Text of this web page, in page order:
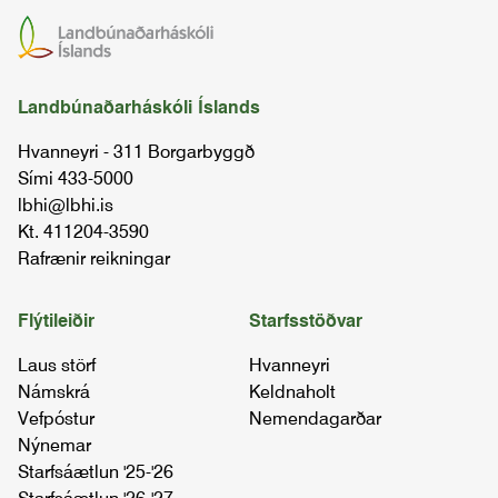
Landbúnaðarháskóli Íslands
Hvanneyri - 311 Borgarbyggð
Sími 433-5000
lbhi@lbhi.is
Kt. 411204-3590
Rafrænir reikningar
Starfsstöðvar
Hvanneyri
Keldnaholt
Nemendagarðar
Flýtileiðir
Laus störf
Námskrá
Vefpóstur
Nýnemar
Starfsáætlun '25-'26